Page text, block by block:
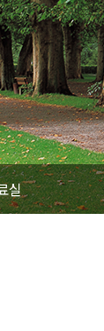
실